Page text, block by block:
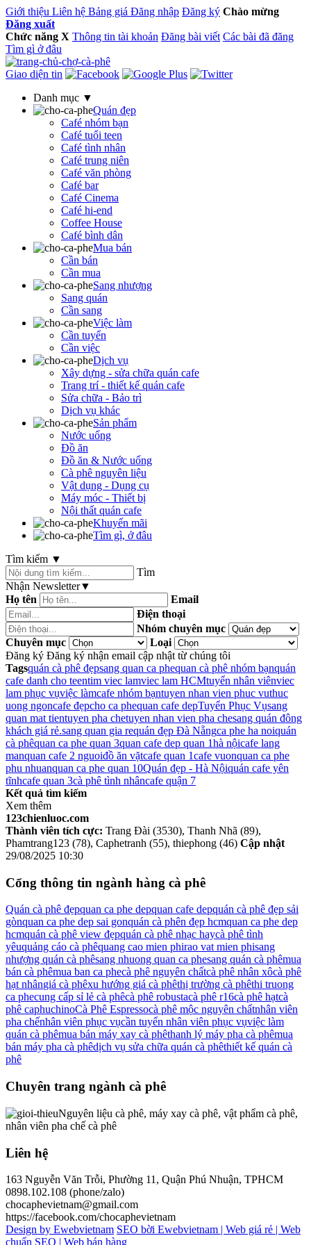
Giới thiệu Liên hệ Bảng giá Đăng nhập Đăng ký Chào mừng
Đăng xuất
Chức năng X Thông tin tài khoản Đăng bài viết Các bài đã đăng
Tìm gì ở đâu
Giao diện tin
Danh mục ▼
Quán đẹp
Café nhóm bạn
Café tuổi teen
Café tình nhân
Café trung niên
Café văn phòng
Café bar
Café Cinema
Café hi-end
Coffee House
Café bình dân
Mua bán
Cần bán
Cần mua
Sang nhượng
Sang quán
Cần sang
Việc làm
Cần tuyển
Cần việc
Dịch vụ
Xây dựng - sửa chữa quán cafe
Trang trí - thiết kế quán cafe
Sửa chữa - Bảo trì
Dịch vụ khác
Sản phẩm
Nước uống
Đồ ăn
Đồ ăn & Nước uống
Cà phê nguyên liệu
Vật dụng - Dụng cụ
Máy móc - Thiết bị
Nội thất quán cafe
Khuyến mãi
Tìm gì, ở đâu
Tìm kiếm ▼
Tìm
Nhận Newsletter▼
Họ tên
Email
Điện thoại
Nhóm chuyên mục
Chuyên mục
Loại
Đăng ký Đăng ký nhận email cập nhật từ chúng tôi
Tagsquán cà phê đẹpsang quan ca phequan cà phê nhóm bạnquán
cafe danh cho teentim viec lamviec lam HCMtuyển nhân viênviec
lam phục vụviệc làmcafe nhóm bạntuyen nhan vien phuc vuthuc
uong ngoncafe đẹpcho ca phequan cafe depTuyển Phục Vụsang
quan mat tientuyen pha chetuyen nhan vien pha chesang quán đông
khách giá rẻ.sang quan gia requán đẹp Đà Nẵngca phe ha noiquán
cà phêquan ca phe quan 3quan cafe dep quan 1hà nộicafe lang
manquan cafe 2 nguoiđồ ăn vặtcafe quan 1cafe vuonquan ca phe
phu nhuanquan ca phe quan 10Quán đẹp - Hà Nộiquán cafe yên
tĩnhcafe quan 3cà phê tình nhâncafe quận 7
Kết quả tìm kiếm
Xem thêm
123chienluoc.com
Thành viên tích cực: Trang Đài (3530), Thanh Nhã (89),
Phamtrang123 (78), Caphetranh (55), thiephong (46) Cập nhật
29/08/2025 10:30
Cổng thông tin ngành hàng cà phê
Quán cà phê đẹpquan ca phe depquan cafe depquán cà phê đẹp sải
gònquan ca phe dep sai gonquán cà phên đẹp hcmquan ca phe dep
hcmquán cà phê view đẹpquán cà phê nhạc haycà phê tình
yêuquảng cáo cà phêquang cao mien phirao vat mien phisang
nhượng quán cà phêsang nhuong quan ca phesang quán cà phêmua
bán cà phêmua ban ca phecà phê nguyên chấtcà phê nhân xôcà phê
hạt nhângiá cà phêxu hướng giá cà phêthị trường cà phêthi truong
ca phecung cấp sỉ lẻ cà phêcà phê robustacà phê r16cà phê hạtcà
phê caphuchinoCà Phê Espressocà phê mộc nguyên chấtnhân viên
pha chếnhân viên phục vụcần tuyển nhân viên phục vụviệc làm
quán cà phêmua bán máy xay cà phêthanh lý máy pha cà phêmua
bán máy pha cà phêdịch vụ sửa chữa quán cà phêthiết kế quán cà
phê
Chuyên trang ngành cà phê
Nguyên liệu cà phê, máy xay cà phê, vật phẩm cà phê,
nhân viên pha chế cà phê
Liên hệ
163 Nguyễn Văn Trỗi, Phường 11, Quận Phú Nhuận, TPHCM
0898.102.108 (phone/zalo)
chocaphevietnam@gmail.com
https://facebook.com/chocaphevietnam
Design by Ewebvietnam SEO bời Ewebvietnam | Web giá rẻ | Web
chuẩn SEO | Web bán hàng